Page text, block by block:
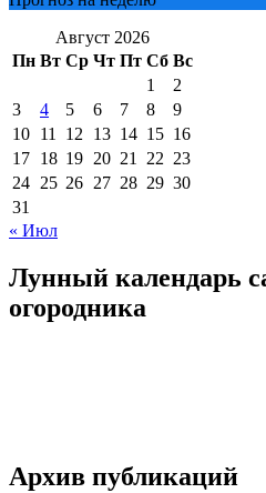
Август 2026
Пн Вт Ср Чт Пт Сб Вс
1
2
3
4 5 6 7 8
9
10 11 12 13 14 15 16
17 18 19 20 21 22 23
24 25 26 27 28 29 30
31
« Июл
Лунный календарь
огородника
Архив публикаций